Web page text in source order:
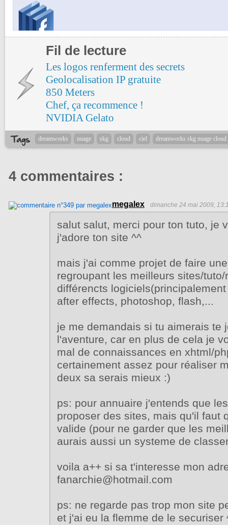
Fil de lecture
Les logos renferment des secrets
Geolocalisation IP gratuite
850 Meters
Chef, ça recommence !
NVIDIA Gelato
dreamworks nuage skg cloud ciel dreamworks skg nuage cloud
4 commentaires :
megalex dimanche 24 mai 2009,
salut salut, merci pour ton tuto, je
j'adore ton site ^^
mais j'ai comme projet de faire
regroupant les meilleurs sites/
différencts
after effects, photoshop, flash,...
je me demandais si tu aimerais te
l'aventure, car en plus de cela je
mal de connaissances en xhtml/
certainement assez pour réaliser
deux sa serais mieux :)
ps: pour annuaire j'entends que
proposer des sites, mais qu'il faut
valide (pour ne garder que les
aurais aussi un systeme de
voila a++ si sa t'interesse mon
fanarchie@hotmail.com
ps: ne regarde pas trop mon site
et j'ai eu la flemme de le securiser